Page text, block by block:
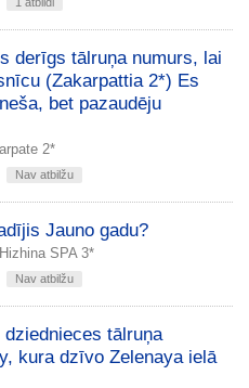
derīgs tālruņa numurs, lai
(Zakarpattia 2*) Es
bet pazaudēju
2*
Nav atbilžu
Jauno gadu?
SPA 3*
Nav atbilžu
tālruņa
kura dzīvo Zelenaya ielā